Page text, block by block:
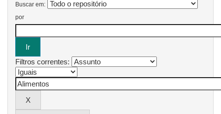
Buscar em:
por
Filtros correntes: